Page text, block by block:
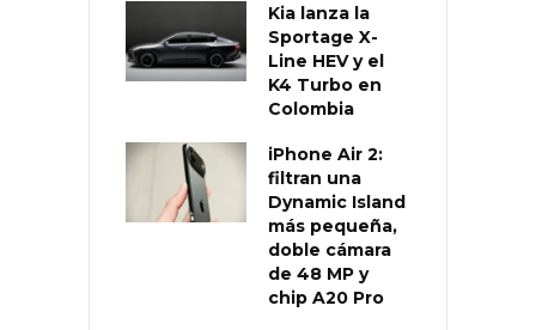
Kia lanza la
Sportage X-
Line HEV y el
K4 Turbo en
Colombia
iPhone Air 2:
filtran una
Dynamic Island
más pequeña,
doble cámara
de 48 MP y
chip A20 Pro